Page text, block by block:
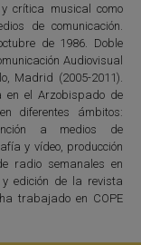
crítica musical como
de comunicación.
de 1986. Doble
Audiovisual
Madrid (2005-2011).
en el Arzobispado de
diferentes ámbitos:
a medios de
y vídeo, producción
radio semanales en
y edición de la revista
ha trabajado en COPE